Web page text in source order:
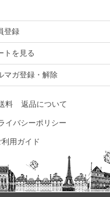
登録
トを見る
マガ登録・解除
料 返品について
イバシーポリシー
利用ガイド